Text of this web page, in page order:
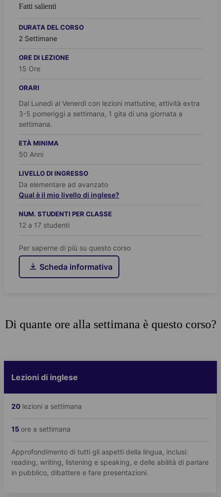
Fatti salienti
DURATA DEL CORSO
2 Settimane
ORE DI LEZIONE
15 Ore
ORARI
Dal Lunedì al Venerdì con lezioni mattutine, attività extra
3-5 pomeriggi a settimana, 1 gita di una giornata a
settimana.
ETÀ MINIMA
50 Anni
LIVELLO DI INGRESSO
Da elementare ad avanzato
Qual è il mio livello di inglese?
NUM. STUDENTI PER CLASSE
12 a 17 studenti
Per saperne di più su questo corso
Scheda informativa
Di quante ore alla settimana è questo corso?
Lezioni di inglese
20 lezioni a settimana
15 ore a settimana
Approfondimento di tutti gli aspetti della lingua, inclusi:
reading, writing, listening e speaking, e delle abilità di parlare
in pubblico, dibattere e fare presentazioni.